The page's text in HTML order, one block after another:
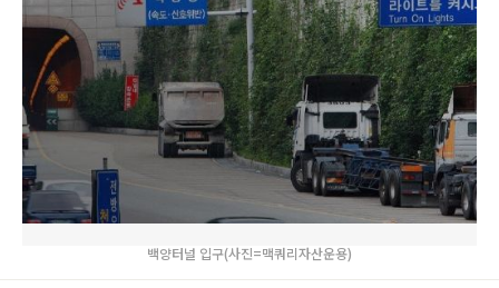
백양터널 입구(사진=맥쿼리자산운용)